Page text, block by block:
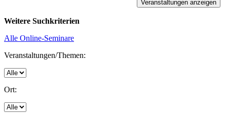
Weitere Suchkriterien
Alle Online-Seminare
Veranstaltungen/Themen:
Ort: